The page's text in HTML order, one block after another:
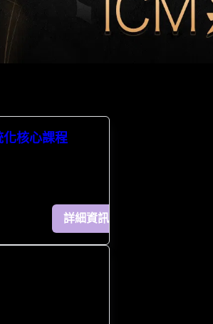
核心課程
詳細資訊